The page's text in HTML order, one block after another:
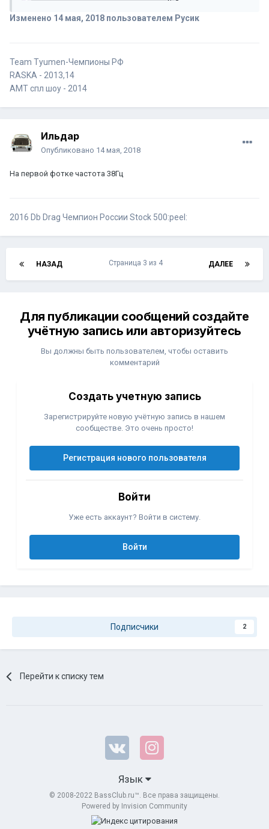
Изменено 14 мая, 2018 пользователем Русик
Team Tyumen-Чемпионы РФ
RASKA - 2013,14
AMT спл шоу - 2014
Ильдар
Опубликовано 14 мая, 2018
На первой фотке частота 38Гц
2016 Db Drag Чемпион России Stock 500:peel:
НАЗАД ДАЛЕЕ
Страница 3 из 4
Для публикации сообщений создайте
учётную запись или авторизуйтесь
Вы должны быть пользователем, чтобы оставить
комментарий
Создать учетную запись
Зарегистрируйте новую учётную запись в нашем
сообществе. Это очень просто!
Регистрация нового пользователя
Войти
Уже есть аккаунт? Войти в систему.
Войти
Подписчики 2
Перейти к списку тем
Язык
© 2008-2022 BassClub.ru™. Все права защищены.
Powered by Invision Community